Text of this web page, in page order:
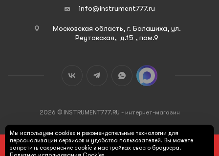
ПОД ЗАКАЗ
info@instrument777.ru
Московская область, г. Балашиха, ул.
Реутовская, д.15 , пом.9
2026 © INSTRUMENT777.RU - интернет-магазин
Мы используем cookies и рекомендательные технологии для
персонализации сервисов и удобства пользователей. Вы можете
запретить сохранение cookie в настройках своего браузера.